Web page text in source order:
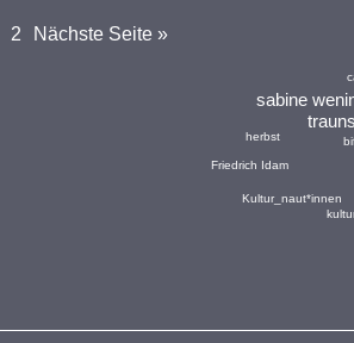
2 Nächste Seite »
sabine
herbst
Kultur_naut*innen
Friedrich Idam